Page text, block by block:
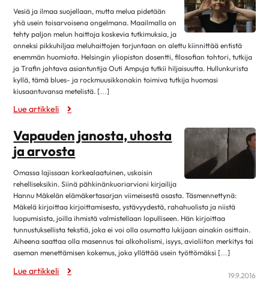
Koronakysymykset
Kulttuuri
Kirjat
Museot ja näyttelyt
Musiikki
Teatteri, elokuvat ja sarjat
Lehdistötiedote
Luottamustoimi
Ruoka & Ravitsemus
Ruoka ja hyvinvointi
Ruokaohjeita
Terveellinen syöminen
Sydän.fi
toukokuu 2025 2
huhtikuu 2025 11
maaliskuu 2025
helmikuu 2025 4
tammikuu 2025
lokakuu 2024 13
syyskuu 2024
elokuu 2024
huhtikuu 2024
maaliskuu 2024
helmikuu 2024 5
tammikuu 2024
joulukuu 2023
Vesiä ja ilmaa suojellaan, mutta melua pidetään
yhä usein toisarvoisena ongelmana. Maailmalla on
tehty paljon melun haittoja koskevia tutkimuksia, ja
onneksi pikkuhiljaa meluhaittojen torjuntaan on alettu kiinnittää entistä
enemmän huomiota. Helsingin yliopiston dosentti, filosofian tohtori, tutkija
ja Trafin johtava asiantuntija Outi Ampuja tutkii hiljaisuutta. Hullunkurista
kyllä, tämä blues- ja rockmuusikkonakin toimiva tutkija huomasi
kiusaantuvansa metelistä. […]
Lue artikkeli
Vapauden janosta, uhosta
ja arvosta
Omassa lajissaan korkealaatuinen, uskoisin
rehelliseksikin. Siinä pähkinänkuoriarvioni kirjailija
Hannu Mäkelän elämäkertasarjan viimeisestä osasta. Täsmennettynä:
Mäkelä kirjoittaa kirjoittamisesta, ystävyydestä, rahahuolista ja niistä
luopumisista, joilla ihmistä valmistellaan lopulliseen. Hän kirjoittaa
tunnustuksellista tekstiä, joka ei voi olla osumatta lukijaan ainakin osittain.
Aiheena saattaa olla masennus tai alkoholismi, isyys, avioliiton merkitys tai
aseman menettämisen kokemus, joka yllättää usein työttömäksi […]
Lue artikkeli 19.9.2016